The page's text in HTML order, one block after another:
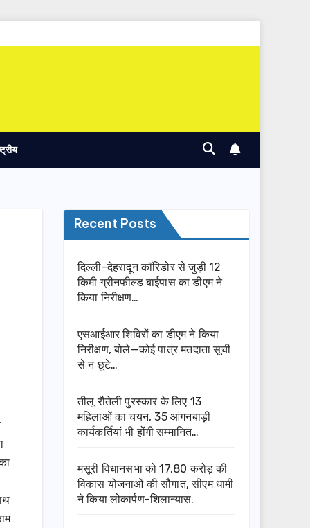
Recent Posts
दिल्ली-देहरादून कॉरिडोर से जुड़ी 12
किमी ग्रीनफील्ड बाईपास का डीएम ने
किया निरीक्षण…
एसआईआर शिविरों का डीएम ने किया
निरीक्षण, बोले—कोई पात्र मतदाता सूची
से न छूटे…
तीलू रौतेली पुरस्कार के लिए 13
महिलाओं का चयन, 35 आंगनबाड़ी
कार्यकर्तियां भी होंगी सम्मानित…
मसूरी विधानसभा को 17.80 करोड़ की
विकास योजनाओं की सौगात, सीएम धामी
ने किया लोकार्पण-शिलान्यास.